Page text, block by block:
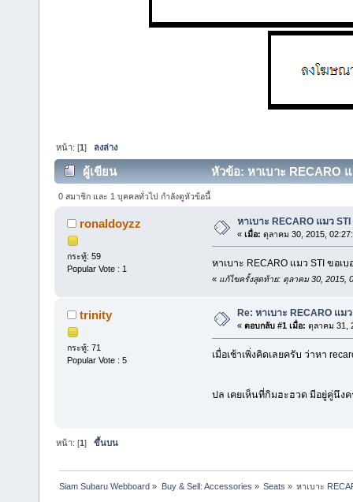
หน้า: [1] ลงล่าง
ผู้เขียน หัวข้อ: หาเบาะ RECARO
0 สมาชิก และ 1 บุคคลทั่วไป กำลังดูหัวข้อนี้
ronaldoyzz
กระทู้: 59
Popular Vote : 1
หาเบาะ RECARO แมว STI
« เมื่อ: ตุลาคม 30, 2015,
หาเบาะ RECARO แมว STI ขอเบ
« แก้ไขครั้งสุดท้าย: ตุลาคม 30, 2015,
trinity
กระทู้: 71
Popular Vote : 5
Re: หาเบาะ RECARO แมว
« ตอบกลับ #1 เมื่อ: ตุลาคม 31,
เมื่อเช้าเพิ่งคิดเลยครับ ว่าหา
ปล เคยเห็นที่กิมฮะฮวด มีอยู่คู่นึง
หน้า: [1]ขึ้นบน
Siam Subaru Webboard » Buy & Sell: Accessories » Seats » หาเบาะ